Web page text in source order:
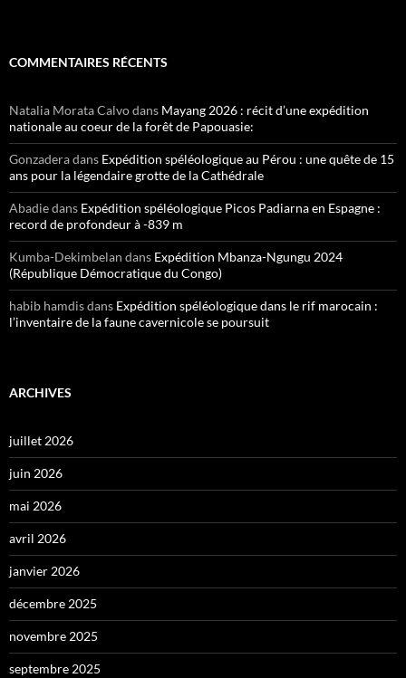
COMMENTAIRES RÉCENTS
Natalia Morata Calvodans Mayang 2026 : récit d’une expédition
nationale au coeur de la forêt de Papouasie:
Gonzaderadans Expédition spéléologique au Pérou : une quête de 15
ans pour la légendaire grotte de la Cathédrale
Abadiedans Expédition spéléologique Picos Padiarna en Espagne :
record de profondeur à -839 m
Kumba-Dekimbelan dans Expédition Mbanza-Ngungu 2024
(République Démocratique du Congo)
habib hamdisdans Expédition spéléologique dans le rif marocain :
l’inventaire de la faune cavernicole se poursuit
ARCHIVES
juillet 2026
juin 2026
mai 2026
avril 2026
janvier 2026
décembre 2025
novembre 2025
septembre 2025